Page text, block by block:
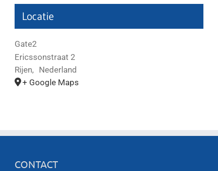
Locatie
Gate2
Ericssonstraat 2
Rijen, Nederland
+ Google Maps
CONTACT